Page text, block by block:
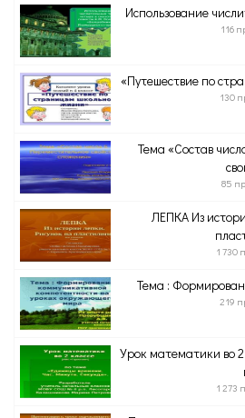
Использование
116
«Путешествие по
130
Тема «Состав
85
ЛЕПКА Из
1 730
Тема :
219
Урок математики во
1 273